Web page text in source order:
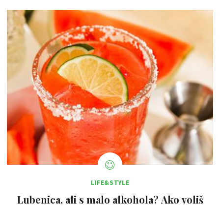
LIFE&STYLE
Lubenica, ali s malo alkohola? Ako voliš